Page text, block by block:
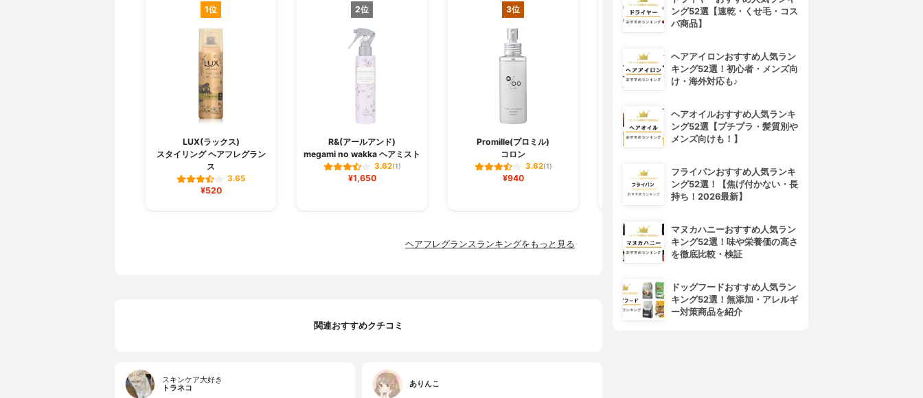
1位
LUX(ラックス)
スタイリング ヘアフレグラン
ス
3.65
¥520
2位
R&(アールアンド)
megami no wakka ヘアミスト
3.62(1)
¥1,650
3位
Promille(プロミル)
コロン
3.62(1)
¥940
4位
MACHERIE(マシェリ)
3.15 (3)
¥817
ヘアフレグランスランキングをもっと見る
関連おすすめクチコミ
スキンケア大好き
トラネコ
ありんこ
ング52選【速乾・くせ毛・コス
パ商品】
ヘアアイロンおすすめ人気ラン
キング52選！初心者・メンズ向
け・海外対応も♪
ヘアオイルおすすめ人気ランキ
ング52選【プチプラ・髪質別や
メンズ向けも！】
フライパンおすすめ人気ランキ
ング52選！【焦げ付かない・長
持ち！2026最新】
マヌカハニーおすすめ人気ラン
キング52選！味や栄養価の高さ
を徹底比較・検証
ドッグフードおすすめ人気ラン
キング52選！無添加・アレルギ
ー対策商品を紹介